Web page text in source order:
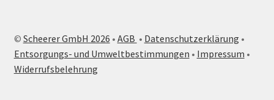
© Scheerer GmbH 2026 • AGB • Datenschutzerklärung •
Entsorgungs- und Umweltbestimmungen • Impressum •
Widerrufsbelehrung